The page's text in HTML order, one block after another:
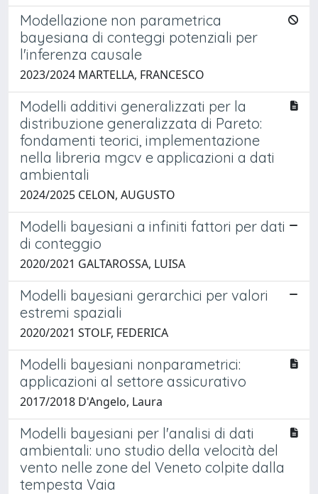
Modellazione non parametrica
bayesiana di conteggi potenziali per
l'inferenza causale ​
2023/2024 MARTELLA, FRANCESCO
Modelli additivi generalizzati per la
distribuzione generalizzata di Pareto:
fondamenti teorici, implementazione
nella libreria mgcv e applicazioni a dati
ambientali
2024/2025 CELON, AUGUSTO
Modelli bayesiani a infiniti fattori per dati
di conteggio
2020/2021 GALTAROSSA, LUISA
Modelli bayesiani gerarchici per valori
estremi spaziali
2020/2021 STOLF, FEDERICA
Modelli bayesiani nonparametrici:
applicazioni al settore assicurativo
2017/2018 D'Angelo, Laura
Modelli bayesiani per l'analisi di dati
ambientali: uno studio della velocità del
vento nelle zone del Veneto colpite dalla
tempesta Vaia